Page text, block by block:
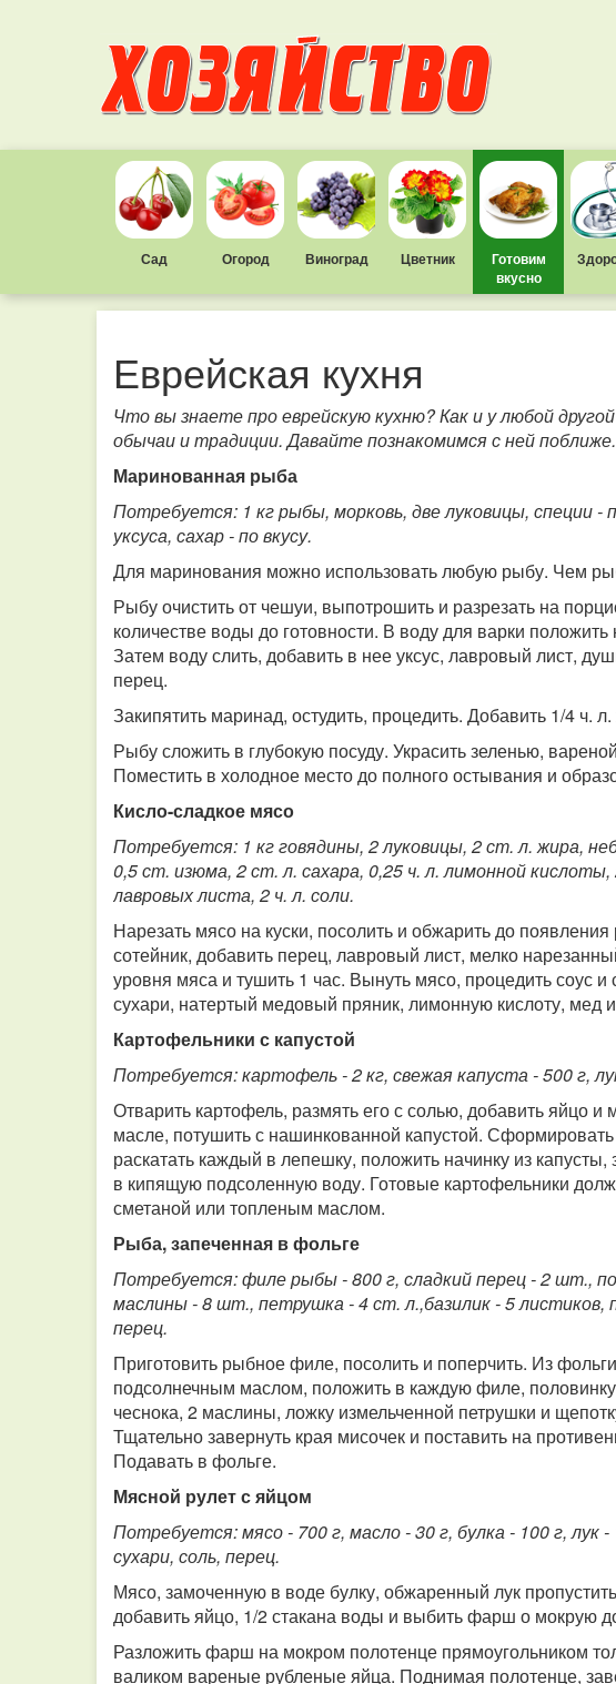
Сад Огород Виноград Цветник
Готовим
вкусно
Еврейская кухня
Что вы знаете про еврейскую кухню? Как и у любой
обычаи и традиции. Давайте познакомимся с ней поближе.
Маринованная рыба
Потребуется: 1 кг рыбы, морковь, две луковицы, специи -
уксуса, сахар - по вкусу.
Для маринования можно использовать любую рыбу. Чем
Рыбу очистить от чешуи, выпотрошить и разрезать на
количестве воды до готовности. В воду для варки
Затем воду слить, добавить в нее уксус, лавровый лист,
перец.
Закипятить маринад, остудить, процедить. Добавить 1/4 ч.
Рыбу сложить в глубокую посуду. Украсить зеленью,
Поместить в холодное место до полного остывания и
Кисло-сладкое мясо
Потребуется: 1 кг говядины, 2 луковицы, 2 ст. л. жира,
0,5 ст. изюма, 2 ст. л. сахара, 0,25 ч. л. лимонной кислоты,
лавровых листа, 2 ч. л. соли.
Нарезать мясо на куски, посолить и обжарить до
сотейник, добавить перец, лавровый лист, мелко
уровня мяса и тушить 1 час. Вынуть мясо, процедить соус
сухари, натертый медовый пряник, лимонную кислоту, мед
Картофельники с капустой
Потребуется: картофель - 2 кг, свежая капуста - 500 г,
Отварить картофель, размять его с солью, добавить яйцо и
масле, потушить с нашинкованной капустой.
раскатать каждый в лепешку, положить начинку из
в кипящую подсоленную воду. Готовые картофельники
сметаной или топленым маслом.
Рыба, запеченная в фольге
Потребуется: филе рыбы - 800 г, сладкий перец - 2 шт.,
маслины - 8 шт., петрушка - 4 ст. л.,базилик - 5 листиков,
перец.
Приготовить рыбное филе, посолить и поперчить. Из
подсолнечным маслом, положить в каждую филе,
чеснока, 2 маслины, ложку измельченной петрушки и
Тщательно завернуть края мисочек и поставить на
Подавать в фольге.
Мясной рулет с яйцом
Потребуется: мясо - 700 г, масло - 30 г, булка - 100 г,
сухари, соль, перец.
Мясо, замоченную в воде булку, обжаренный лук
добавить яйцо, 1/2 стакана воды и выбить фарш о мокрую
Разложить фарш на мокром полотенце прямоугольником
валиком вареные рубленые яйца. Поднимая полотенце,